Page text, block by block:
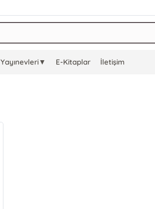
Yayınevleri▼ E-Kitaplar İletişim